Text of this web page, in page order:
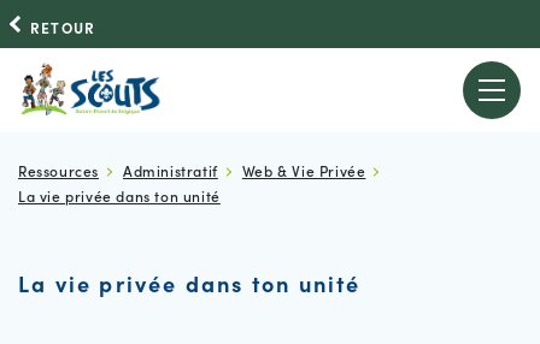
RETOUR
Ressources Administratif
Web & Vie Privée
La vie privée dans ton unité
La vie privée dans ton unité